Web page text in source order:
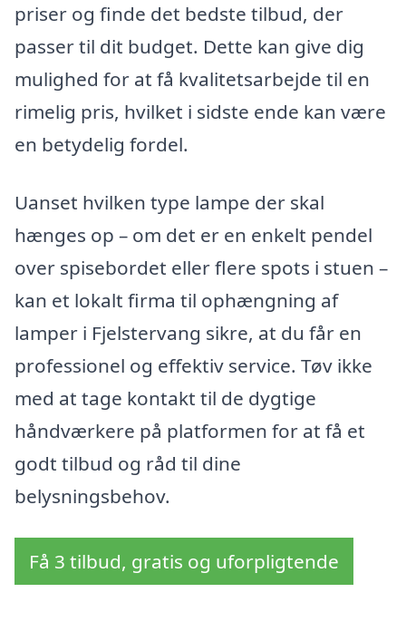
priser og finde det bedste tilbud, der
passer til dit budget. Dette kan give dig
mulighed for at få kvalitetsarbejde til en
rimelig pris, hvilket i sidste ende kan være
en betydelig fordel.
Uanset hvilken type lampe der skal
hænges op – om det er en enkelt pendel
over spisebordet eller flere spots i stuen –
kan et lokalt firma til ophængning af
lamper i Fjelstervang sikre, at du får en
professionel og effektiv service. Tøv ikke
med at tage kontakt til de dygtige
håndværkere på platformen for at få et
godt tilbud og råd til dine
belysningsbehov.
Få 3 tilbud, gratis og uforpligtende